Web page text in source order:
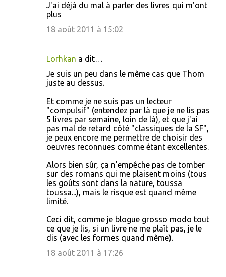
J'ai déjà du mal à parler des livres qui m'ont
plus
18 août 2011 à 15:02
Lorhkan a dit…
Je suis un peu dans le même cas que Thom
juste au dessus.
Et comme je ne suis pas un lecteur
"compulsif" (entendez par là que je ne lis pas
5 livres par semaine, loin de là), et que j'ai
pas mal de retard côté "classiques de la SF",
je peux encore me permettre de choisir des
oeuvres reconnues comme étant excellentes.
Alors bien sûr, ça n'empêche pas de tomber
sur des romans qui me plaisent moins (tous
les goûts sont dans la nature, toussa
toussa...), mais le risque est quand même
limité.
Ceci dit, comme je blogue grosso modo tout
ce que je lis, si un livre ne me plaît pas, je le
dis (avec les formes quand même).
18 août 2011 à 17:26